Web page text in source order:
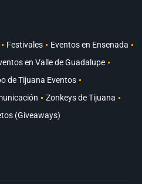
Festivales
Eventos en Ensenada
en Valle de Guadalupe
de Tijuana Eventos
Zonkeys de Tijuana
(Giveaways)